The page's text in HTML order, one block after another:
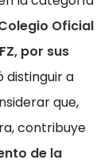
Oficial
por sus
distinguir a
que,
contribuye
de la